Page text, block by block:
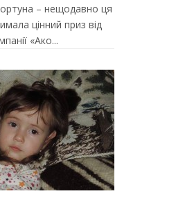
– нещодавно ця 63-
цінний приз від
«Ако...